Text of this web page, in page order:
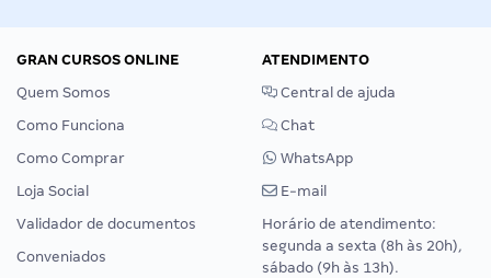
GRAN CURSOS ONLINE
Quem Somos
Como Funciona
Como Comprar
Loja Social
Validador de documentos
Conveniados
ATENDIMENTO
Central de ajuda
Chat
WhatsApp
E-mail
Horário de atendimento:
segunda a sexta (8h às 20h),
sábado (9h às 13h).